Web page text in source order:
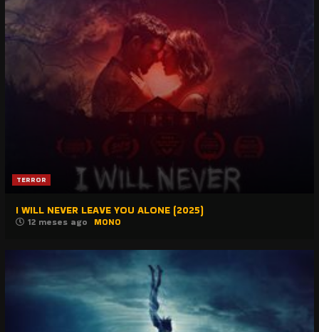
TERROR
I WILL NEVER LEAVE YOU ALONE (2025)
12 meses ago MONO